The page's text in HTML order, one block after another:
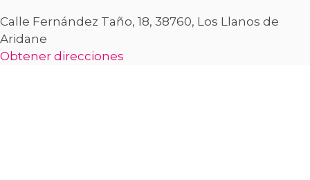
Calle Fernández Taño, 18, 38760, Los Llanos de
Aridane
Obtener direcciones